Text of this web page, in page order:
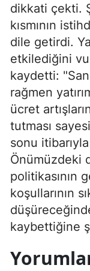
dikkati çekti.
kısmının
dile getirdi.
etkilediğini
kaydetti:
rağmen
ücret
tutması
sonu
Önümüzdeki
politikasının
koşullarının
kaybettiğine